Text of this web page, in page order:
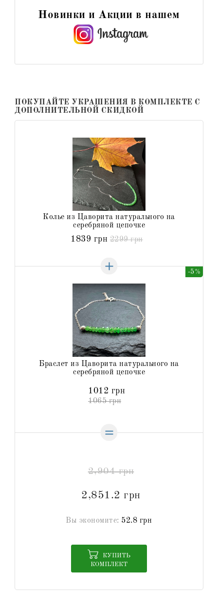
Новинки и Акции в нашем
ПОКУПАЙТЕ УКРАШЕНИЯ В КОМПЛЕКТЕ С
ДОПОЛНИТЕЛЬНОЙ СКИДКОЙ
1839 грн 2299 грн
Колье из Цаворита натурального на
серебряной цепочке
-5%
Браслет из Цаворита натурального на
серебряной цепочке
1012 грн
1065 грн
2,904 грн
2,851.2 грн
Вы экономите: 52.8 грн
КОМПЛЕКТ